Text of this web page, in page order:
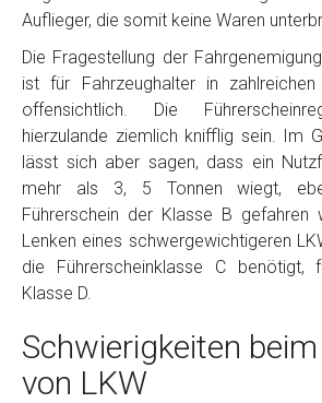
Auflieger, die somit keine Waren
Die Fragestellung der
ist für Fahrzeughalter in
offensichtlich. Die
hierzulande ziemlich knifflig sein. Im
lässt sich aber sagen, dass ein
mehr als 3, 5 Tonnen wiegt,
Führerschein der Klasse B gefahren
Lenken eines schwergewichtigeren
die Führerscheinklasse C benötigt,
Klasse D.
Schwierigkeiten
von LKW